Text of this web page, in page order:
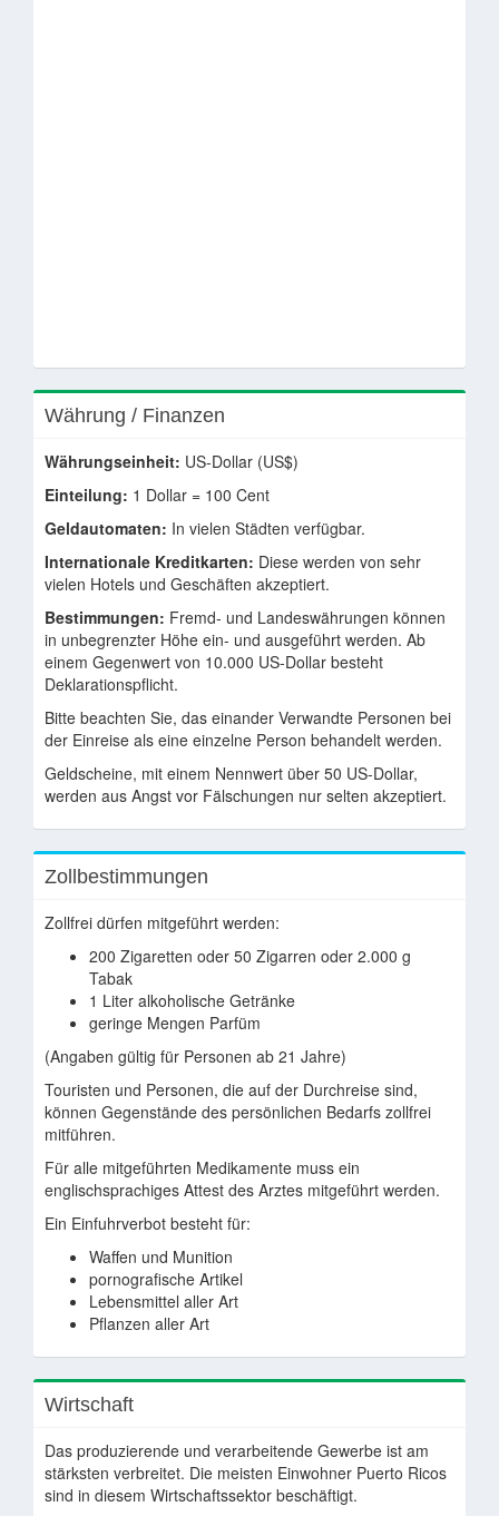
Währung / Finanzen
Währungseinheit: US-Dollar (US$)
Einteilung: 1 Dollar = 100 Cent
Geldautomaten: In vielen Städten verfügbar.
Internationale Kreditkarten: Diese werden von sehr
vielen Hotels und Geschäften akzeptiert.
Bestimmungen: Fremd- und Landeswährungen können
in unbegrenzter Höhe ein- und ausgeführt werden. Ab
einem Gegenwert von 10.000 US-Dollar besteht
Deklarationspflicht.
Bitte beachten Sie, das einander Verwandte Personen bei
der Einreise als eine einzelne Person behandelt werden.
Geldscheine, mit einem Nennwert über 50 US-Dollar,
werden aus Angst vor Fälschungen nur selten akzeptiert.
Zollbestimmungen
Zollfrei dürfen mitgeführt werden:
200 Zigaretten oder 50 Zigarren oder 2.000 g
Tabak
1 Liter alkoholische Getränke
geringe Mengen Parfüm
(Angaben gültig für Personen ab 21 Jahre)
Touristen und Personen, die auf der Durchreise sind,
können Gegenstände des persönlichen Bedarfs zollfrei
mitführen.
Für alle mitgeführten Medikamente muss ein
englischsprachiges Attest des Arztes mitgeführt werden.
Ein Einfuhrverbot besteht für:
Waffen und Munition
pornografische Artikel
Lebensmittel aller Art
Pflanzen aller Art
Wirtschaft
Das produzierende und verarbeitende Gewerbe ist am
stärksten verbreitet. Die meisten Einwohner Puerto Ricos
sind in diesem Wirtschaftssektor beschäftigt.